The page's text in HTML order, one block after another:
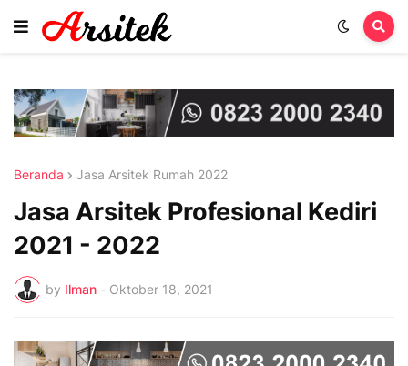
Beranda Jasa Arsitek Rumah 2022
Jasa Arsitek Profesional Kediri
2021 - 2022
by Ilman - Oktober 18, 2021